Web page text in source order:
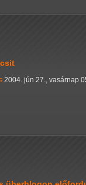
2004. jún 27., vasárnap